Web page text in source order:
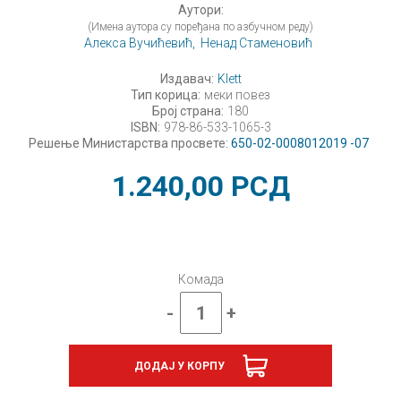
Аутори:
(Имена аутора су поређана по азбучном реду)
Алекса Вучићевић, Ненад Стаменовић
Издавач: Klett
Тип корица: меки повез
Број страна: 180
ISBN: 978-86-533-1065-3
Решење Министарства просвете: 650-02-0008012019 -07
1.240,00 РСД
Комада
-
Техника
6,
уџбеник
+
ДОДАЈ У КОРПУ